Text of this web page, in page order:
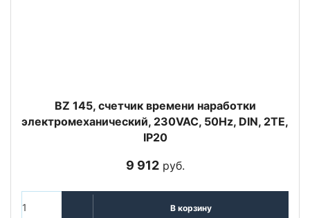
BZ 145, счетчик времени наработки
электромеханический, 230VAC, 50Hz, DIN, 2ТЕ,
IP20
9 912руб.
В корзину